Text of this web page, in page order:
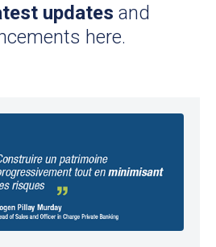
updates and
here.